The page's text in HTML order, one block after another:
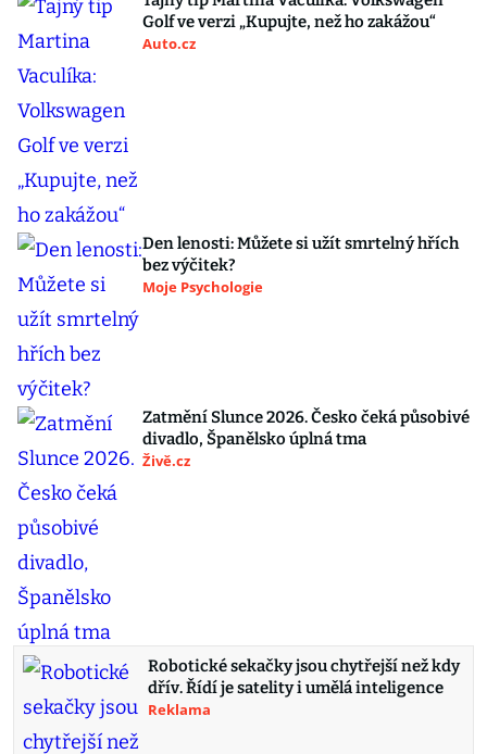
Golf ve verzi „Kupujte, než ho zakážou“
Auto.cz
Den lenosti: Můžete si užít smrtelný hřích
bez výčitek?
Moje Psychologie
Zatmění Slunce 2026. Česko čeká působivé
divadlo, Španělsko úplná tma
Živě.cz
Robotické sekačky jsou chytřejší než kdy
dřív. Řídí je satelity i umělá inteligence
Reklama